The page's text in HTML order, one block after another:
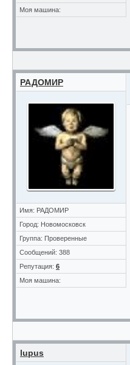
Моя машина:
РАДОМИР
Имя: РАДОМИР
Город: Новомосковск
Группа: Проверенные
Сообщений: 388
Репутация: 6
Моя машина:
lupus